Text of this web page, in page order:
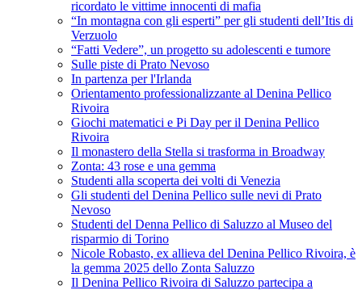
ricordato le vittime innocenti di mafia
“In montagna con gli esperti” per gli studenti dell’Itis di
Verzuolo
“Fatti Vedere”, un progetto su adolescenti e tumore
Sulle piste di Prato Nevoso
In partenza per l'Irlanda
Orientamento professionalizzante al Denina Pellico
Rivoira
Giochi matematici e Pi Day per il Denina Pellico
Rivoira
Il monastero della Stella si trasforma in Broadway
Zonta: 43 rose e una gemma
Studenti alla scoperta dei volti di Venezia
Gli studenti del Denina Pellico sulle nevi di Prato
Nevoso
Studenti del Denna Pellico di Saluzzo al Museo del
risparmio di Torino
Nicole Robasto, ex allieva del Denina Pellico Rivoira, è
la gemma 2025 dello Zonta Saluzzo
Il Denina Pellico Rivoira di Saluzzo partecipa a